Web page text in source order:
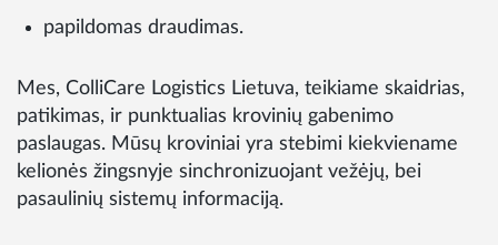
papildomas draudimas.
Mes, ColliCare Logistics Lietuva, teikiame skaidrias,
patikimas, ir punktualias krovinių gabenimo
paslaugas. Mūsų kroviniai yra stebimi kiekviename
kelionės žingsnyje sinchronizuojant vežėjų, bei
pasaulinių sistemų informaciją.